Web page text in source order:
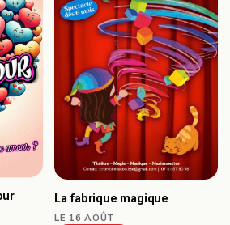
La fabrique magique
LE 16 AOÛT